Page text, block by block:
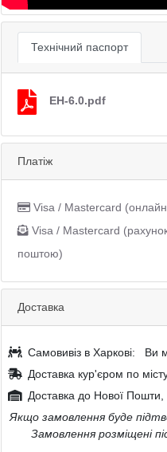
Технічний паспорт
EH-6.0.pdf
Платіж
Visa / Mastercard
Visa / Mastercard
поштою)
Доставка
Самовивіз в Харкові:
Ви
Доставка кур'єром по
Доставка до Нової
Якщо замовлення буде
Замовлення розміщені